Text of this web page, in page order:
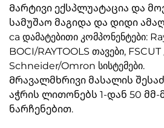
Მარტივი ექსპლუატაცია და
სამუშაო მაგიდა და დიდი
ca დამატებითი კომპონენტები:
BOCI/RAYTOOLS თავები,
Schneider/Omron სისტემები.
Მრავალმხრივი მასალის
აჭრის ლითონებს 1-დან 50
ნარჩენებით.